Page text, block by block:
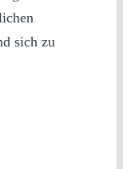
sich zu